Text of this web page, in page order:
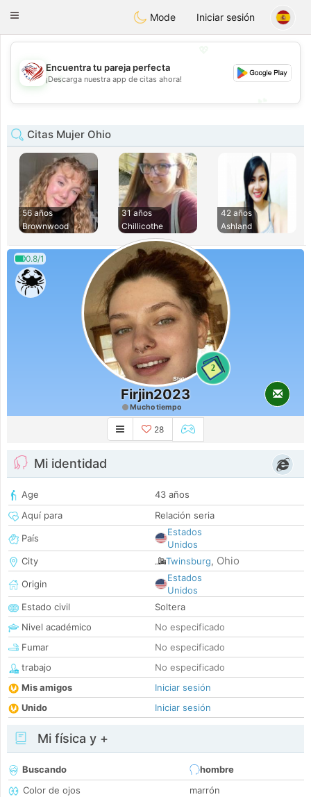
StatesDating
Toggle
Mode Iniciar sesión
💖
💕
Encuentra tu pareja perfecta
¡Descarga nuestra app de citas ahora!
Citas Mujer Ohio
56 años
Brownwood
31 años
Chillicothe
42 años
Ashland
0.8/1
2
Firjin2023
Mucho tiempo
28
Mi identidad
Age
43 años
Aquí para
Relación seria
País
Estados
Unidos
City
Twinsburg, Ohio
Origin
Estados
Unidos
Estado civil
Soltera
Nivel académico
No especificado
Fumar
No especificado
trabajo
No especificado
Mis amigos
Iniciar sesión
Unido
Iniciar sesión
Mi física y +
Buscando
hombre
Color de ojos
marrón